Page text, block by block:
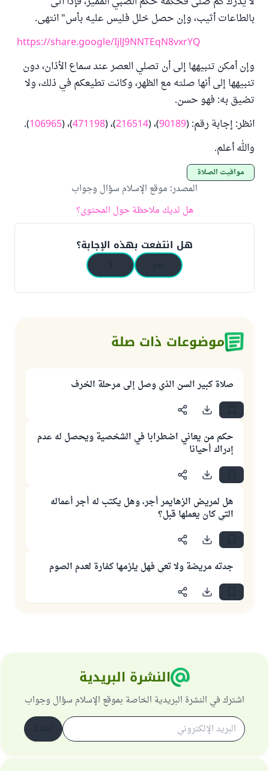
بالطاعات أثيب، وإن حصل خلل فليس عليه بأس" انتهى.
https://share.google/IjlJ9NNTEqN8vxrYQ
وإن أمكن تنبيهها إلى أن تصلي العصر عند سماع الأذان، دون
تنبيهها إلى أنها صلته مع الظهر، وكانت تطيعكم في ذلك، ولا
تضيق به: فهو حسن.
انظر: إجابة رقم: (90189)، (216514)، (471198)، (106965
).
والله أعلم.
مواقيت الصلاة
المصدر: موقع الإسلام سؤال وجواب
هل لديك ملاحظة حول المحتوى؟
هل انتفعت بهذه الإجابة؟
موضوعات ذات صلة
صلاة كبير السن الذي وصل إلى مرحلة الخرف
حكم من يعاني اضطرابا في الشخصية ويحصل له عدم
إدراك أحيانا
هل لمريض الزهايمر أجر، وهل يكتب له أجر أعماله
التي كان يعملها قبل؟
جدته مريضة ولا تعي فهل يلزمها كفارة لعدم الصوم
النشرة البريدية
اشترك في النشرة البريدية الخاصة بموقع الإسلام سؤال وجواب